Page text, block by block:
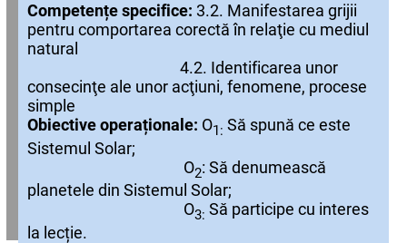
Competențe specifice: 3.2. Manifestarea grijii
pentru comportarea corectă în relaţie cu mediul
natural
4.2. Identificarea unor
consecinţe ale unor acţiuni, fenomene, procese
simple
Obiective operaționale: O1: Să spună ce este
Sistemul Solar;
O2: Să denumească
planetele din Sistemul Solar;
O3: Să participe cu interes
la lecție.